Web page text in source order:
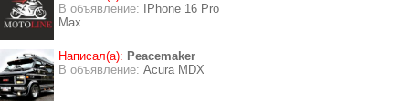
В объявление:
IPhone 16 Pro
Max
Написал(а): Peacemaker
В объявление: Acura MDX